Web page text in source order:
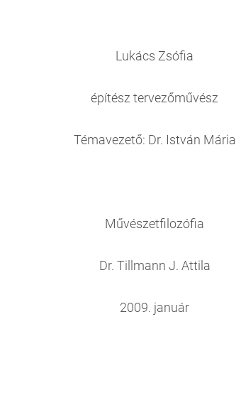
Lukács Zsófia
építész tervezőművész
Témavezető: Dr. István Mária
Művészetfilozófia
Dr. Tillmann J. Attila
2009. január